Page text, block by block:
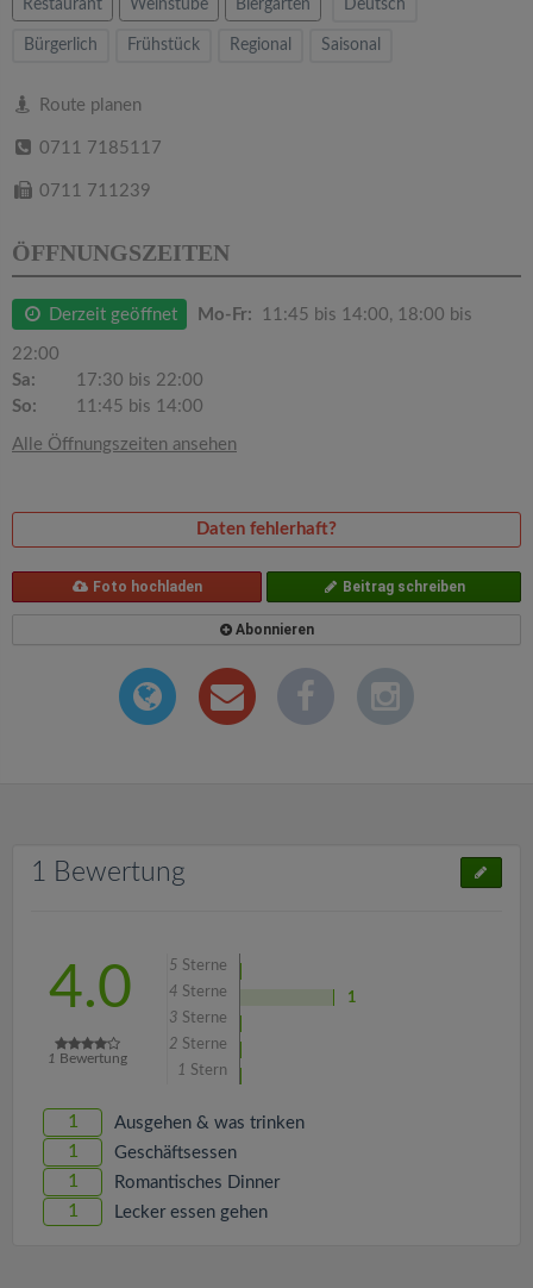
Restaurant Weinstube Biergarten Deutsch
Bürgerlich Frühstück Regional Saisonal
Route planen
0711 7185117
0711 711239
ÖFFNUNGSZEITEN
Derzeit geöffnet Mo-Fr: 11:45 bis 14:00, 18:00 bis
22:00
Sa:
17:30 bis 22:00
So:
11:45 bis 14:00
Alle Öffnungszeiten ansehen
Daten fehlerhaft?
Foto hochladen Beitrag schreiben
Abonnieren
1 Bewertung
4.0
1 Bewertung
5 Sterne
4 Sterne
1
3 Sterne
2 Sterne
1 Stern
1 Ausgehen & was trinken
1 Geschäftsessen
1 Romantisches Dinner
1 Lecker essen gehen
a
t
i
n